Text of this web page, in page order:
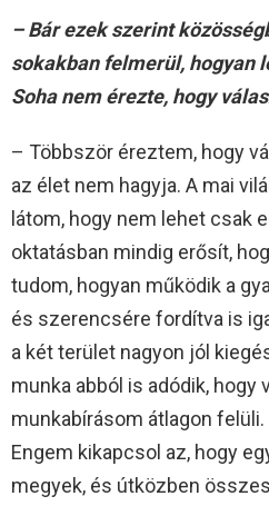
– Bár ezek szerint
sokakban felmerül, hogyan
Soha nem érezte, hogy
– Többször éreztem, hogy
az élet nem hagyja. A mai
látom, hogy nem lehet csak
oktatásban mindig erősít,
tudom, hogyan működik a
és szerencsére fordítva is
a két terület nagyon jól
munka abból is adódik, hogy
munkabírásom átlagon
Engem kikapcsol az, hogy
megyek, és útközben